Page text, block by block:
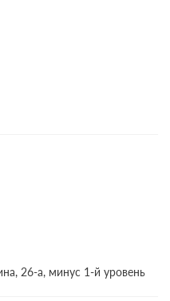
26-а, минус 1-й уровень